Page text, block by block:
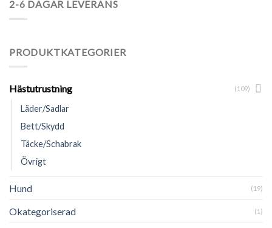
2-6 DAGAR LEVERANS
PRODUKTKATEGORIER
Hästutrustning (109)
Läder/Sadlar
Bett/Skydd
Täcke/Schabrak
Övrigt
Hund (19)
Okategoriserad (1)